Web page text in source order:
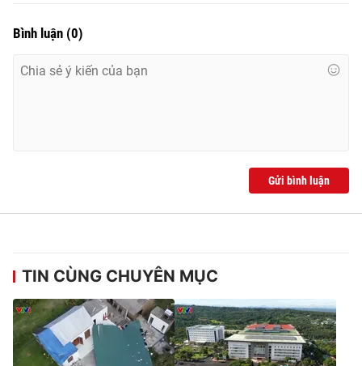
® Cấm sao chép dưới mọi hình thức nếu không có sự chấp
thông tin từ website này.
Bình luận (0)
Gửi bình luận
TIN CÙNG CHUYÊN MỤC